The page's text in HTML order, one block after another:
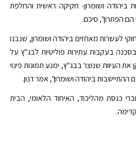
ביהודה ושומרון- חקיקה ראשית והחלפת
הפתרון", סיכם.
לעשרות מאחזים ביהודה ושומרון, שנבנו
בעקבות עתירות פוליטיות לבג"ץ על
את העיוות שנוצר בבג"ץ, ימנע תמונות פינוי
ביהודה ושומרון", אמר דנון.
כנסת מהליכוד, האיחוד הלאומי, הבית